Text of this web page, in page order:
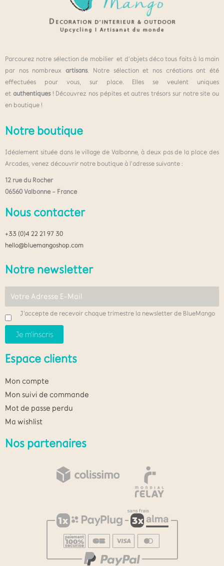
Parcourez notre sélection de mobilier et d’objets déco tous faits à la main
par nos nombreuxartisans. Notre sélection et nos créations ont été
effectuées pour vous, sur place. Elles se veulent uniques
et authentiques! Découvrez nos pépites et autres trésors sur notre site ou
en boutique !
Notre boutique
Idéalement située dans le village de Valbonne, à deux pas de la place des
Arcades, venez découvrir notre boutique à l’adresse suivante :
12 rue du Rocher
06560 Valbonne – France
Nous contacter
+33 (0)4 22 21 97 30
hello@bluemangoshop.com
Notre newsletter
J'accepte de recevoir chaque trimestre la newsletter de BlueMango
Espace clients
Mon compte
Mon suivi de commande
Mot de passe perdu
Ma wishlist
Nos partenaires